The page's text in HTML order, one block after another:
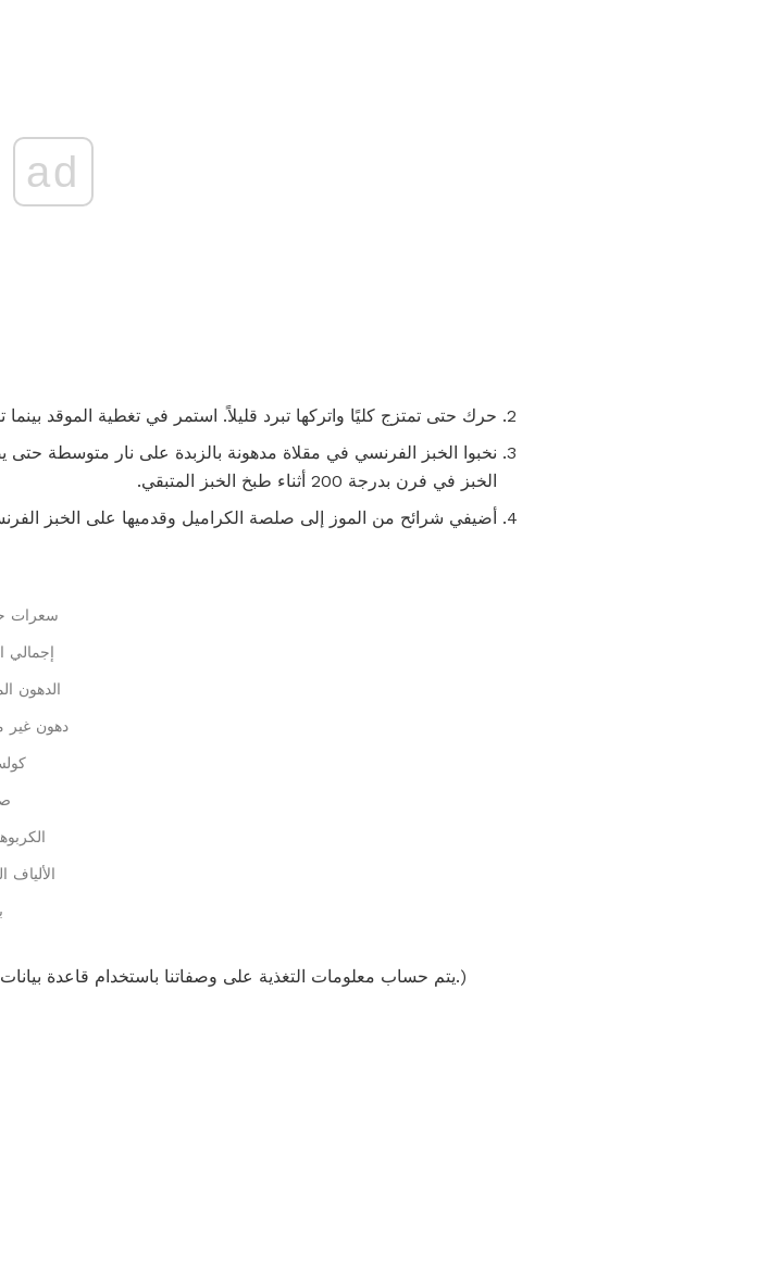
ad
حرك حتى تمتزج كليًا واتركها تبرد قليلاً. استمر في تغطية الموقد
نخبوا الخبز الفرنسي في مقلاة مدهونة بالزبدة على نار متوسطة
الخبز في فرن بدرجة 200 أثناء طبخ الخبز المتبقي.
أضيفي شرائح من الموز إلى صلصة الكراميل وقدميها على الخبز
سعرات
إجمالي
الدهون
دهون غير
الألياف
(يتم حساب معلومات التغذية على وصفاتنا باستخدام قاعدة بيانات المكونات ويجب اعتبارها تقديرية. قد تختلف النتائج الفردية.)